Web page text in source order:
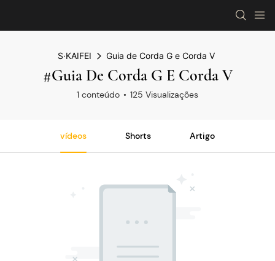
S·KAIFEI Guia de Corda G e Corda V
#Guia De Corda G E Corda V
1 conteúdo 125 Visualizações
vídeos Shorts Artigo